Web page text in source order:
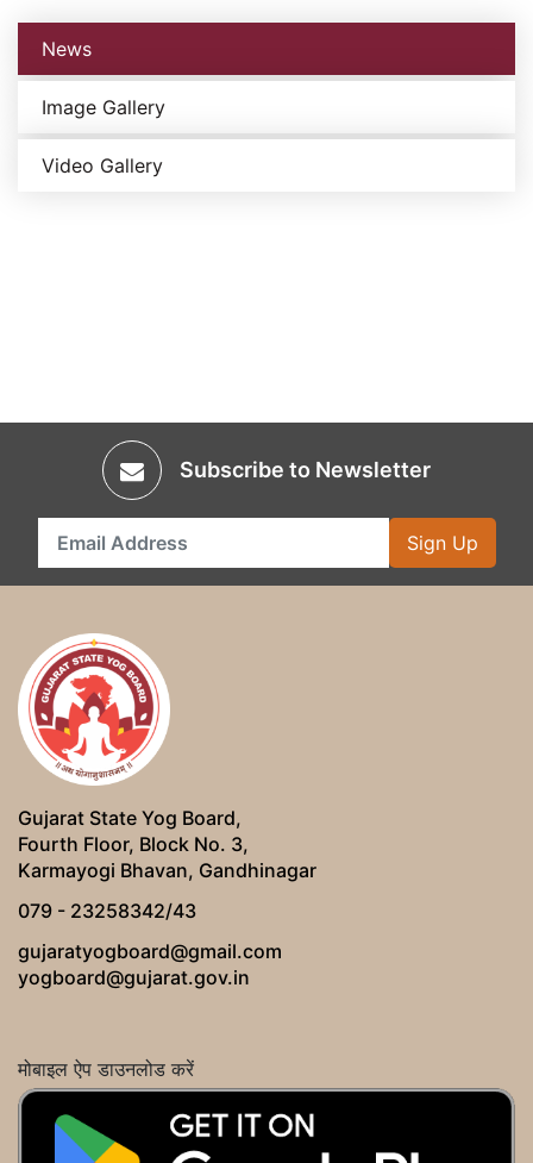
News
Image Gallery
Video Gallery
Subscribe to Newsletter
Sign Up
Gujarat State Yog Board,
Fourth Floor, Block No. 3,
Karmayogi Bhavan, Gandhinagar
079 - 23258342/43
gujaratyogboard@gmail.com
yogboard@gujarat.gov.in
मोबाइल ऐप डाउनलोड करें